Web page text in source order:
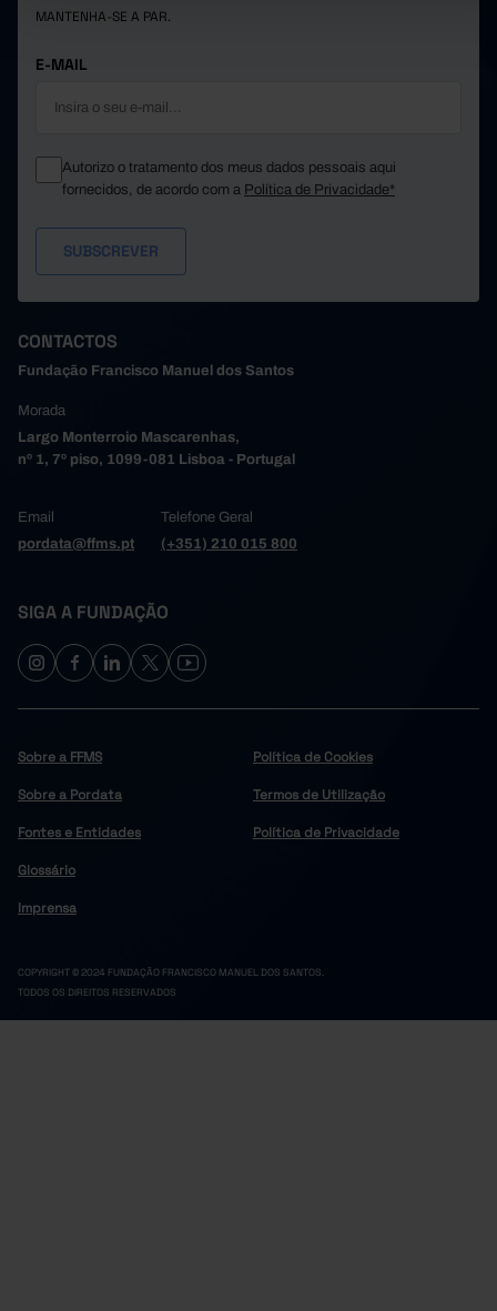
MANTENHA-SE A PAR.
E-MAIL
Autorizo o tratamento dos meus dados pessoais aqui
fornecidos, de acordo com a Política de Privacidade*
CONTACTOS
Fundação Francisco Manuel dos Santos
Morada
Largo Monterroio Mascarenhas,
nº 1, 7º piso, 1099-081 Lisboa - Portugal
Email
pordata@ffms.pt
Telefone Geral
(+351) 210 015 800
SIGA A FUNDAÇÃO
Sobre a FFMS
Sobre a Pordata
Fontes e Entidades
Glossário
Imprensa
Política de Cookies
Termos de Utilização
Política de Privacidade
COPYRIGHT © 2024 FUNDAÇÃO FRANCISCO MANUEL DOS SANTOS.
TODOS OS DIREITOS RESERVADOS